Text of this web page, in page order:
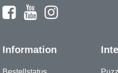
Information